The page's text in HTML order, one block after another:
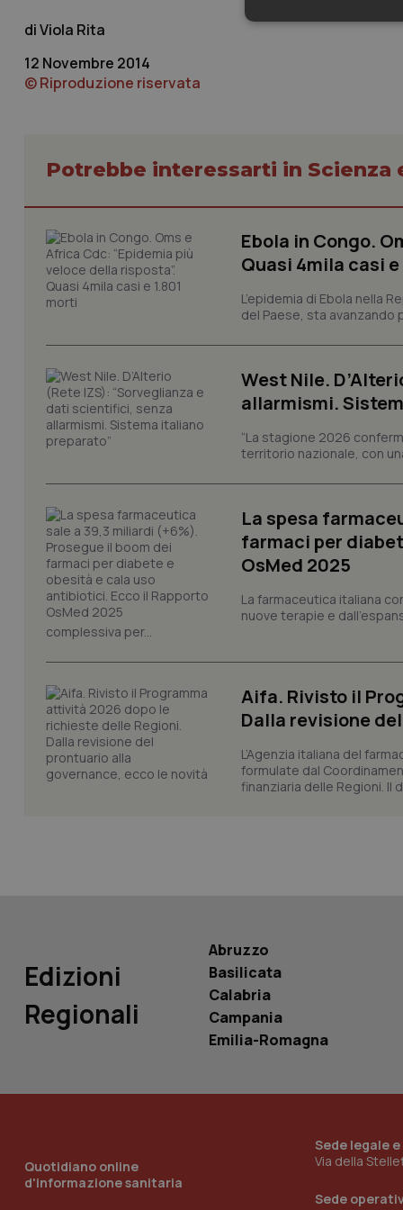
Viola Rita
12 Novembre 2014
© Riproduzione riservata
Potrebbe interessarti in Scienza
Ebola in Congo.
Quasi 4mila casi
L’epidemia di Ebola nella
del Paese, sta avanzando
West Nile.
allarmismi.
“La stagione 2026
territorio nazionale, con
La spesa
farmaci per
OsMed 2025
La farmaceutica italiana
nuove terapie e
complessiva per...
Aifa. Rivisto il
Dalla revisione
L’Agenzia italiana del
formulate dal
finanziaria delle Regioni. Il
Edizioni
Regionali
Abruzzo
Basilicata
Calabria
Campania
Emilia-Romagna
Quotidiano online
d'informazione sanitaria
Sede legale
Via della
Sede
session-id
_ga
_ga_KM60CM4NPH